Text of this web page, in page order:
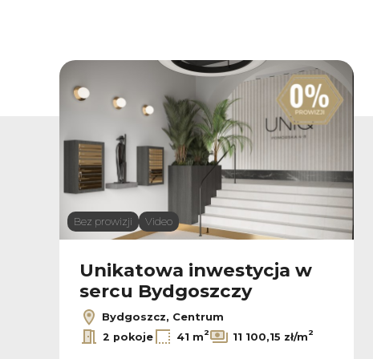
Bez prowizji Video
Unikatowa inwestycja w
sercu Bydgoszczy
Bydgoszcz, Centrum
2 pokoje 41 m2 11 100,15 zł/m2